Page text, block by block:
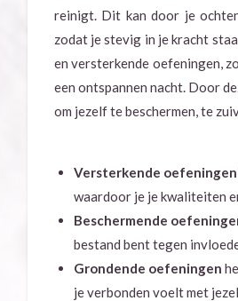
reinigt. Dit kan door je
zodat je stevig in je kracht
en versterkende oefeningen,
een ontspannen nacht. Door
om jezelf te beschermen, te
Versterkende oefeningen
waardoor je je kwaliteiten
Beschermende
bestand bent tegen
Grondende oefeningen
je verbonden voelt met